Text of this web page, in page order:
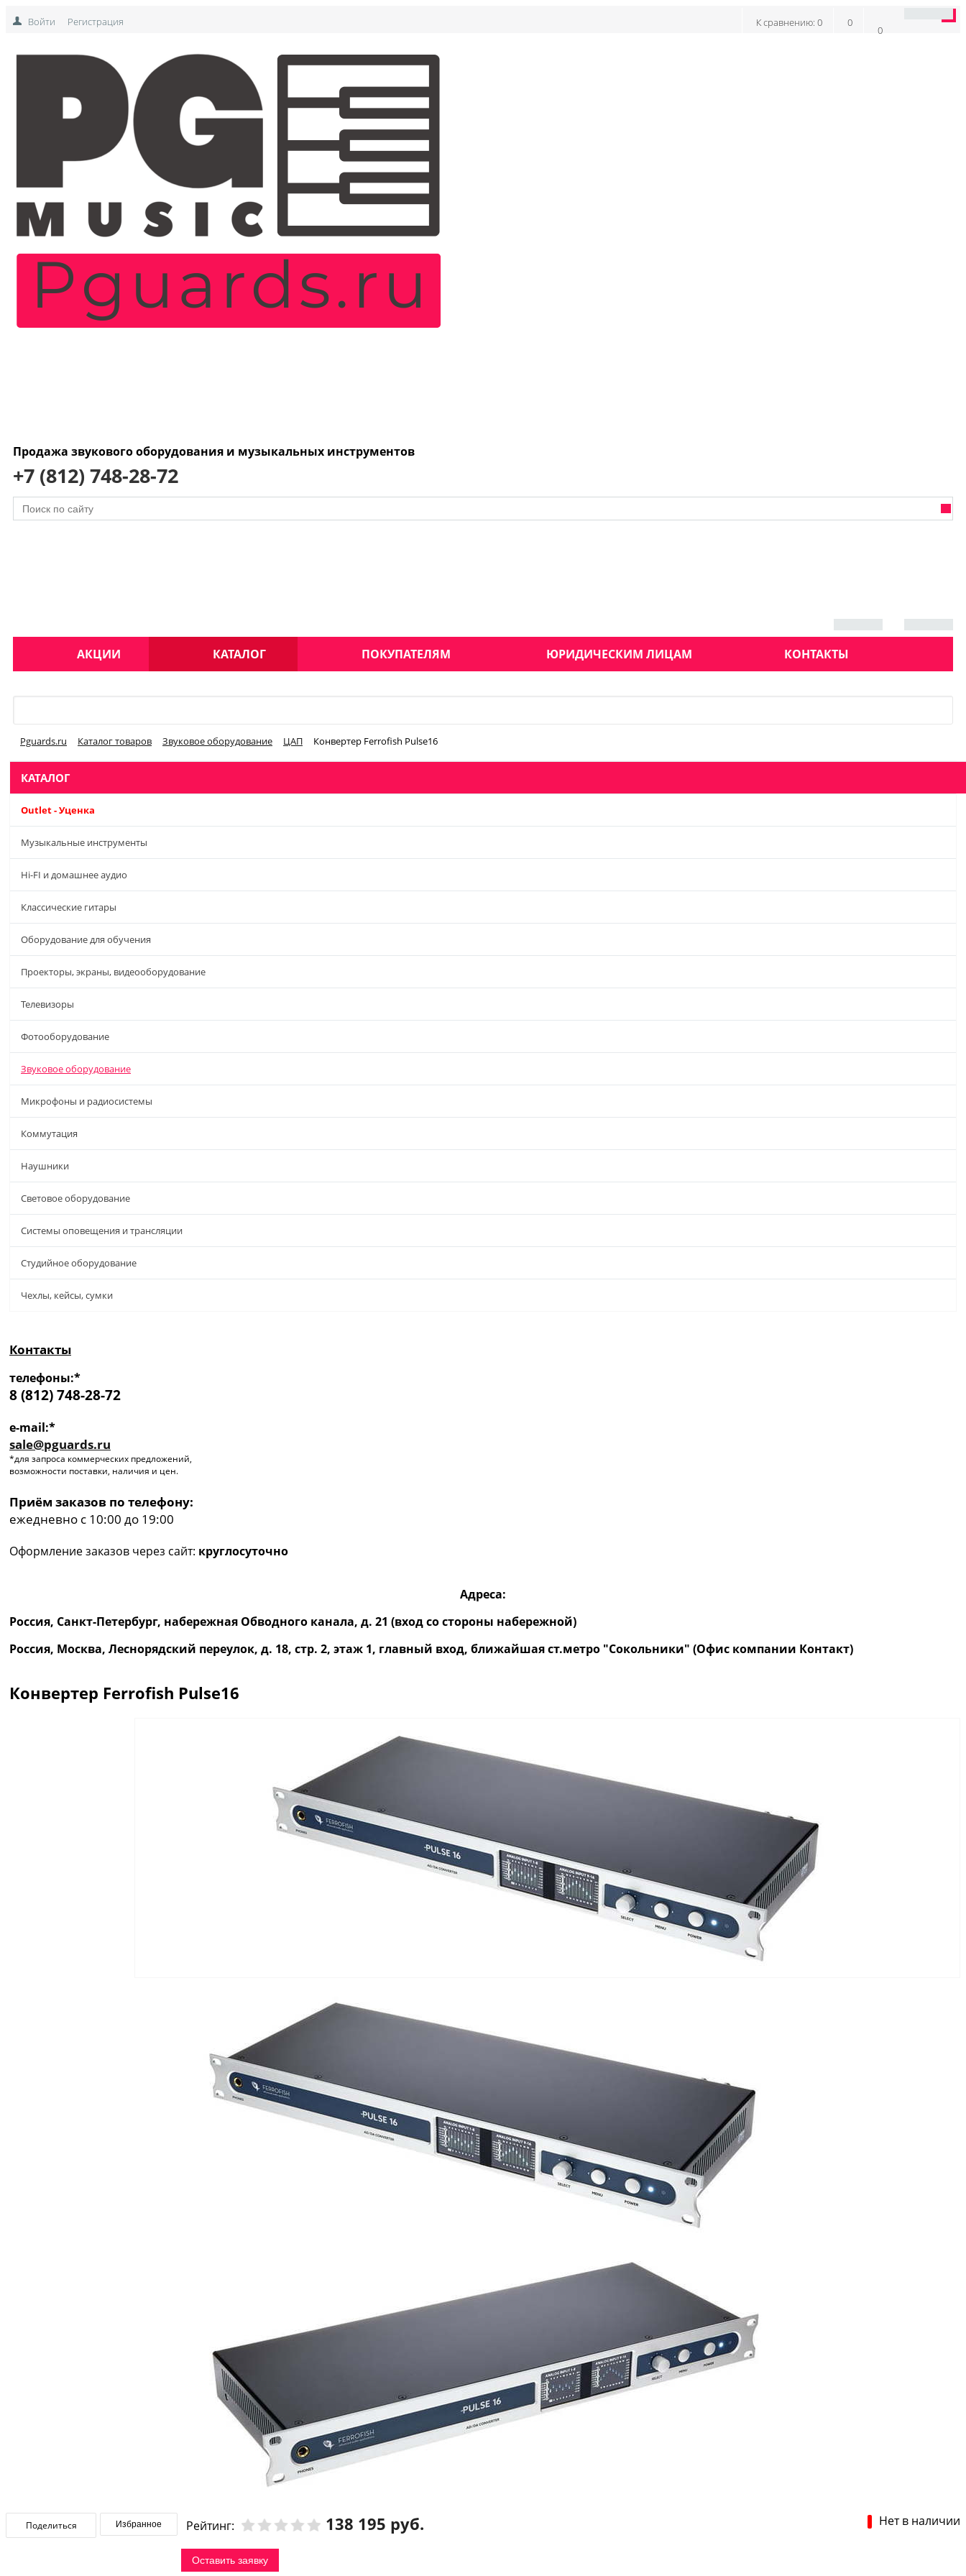
Войти Регистрация
0
0
К сравнению: 0
Продажа звукового оборудования и музыкальных инструментов
+7 (812) 748-28-72
АКЦИИ КАТАЛОГ ПОКУПАТЕЛЯМ ЮРИДИЧЕСКИМ ЛИЦАМ КОНТАКТЫ
Pguards.ru Каталог товаров Звуковое оборудование ЦАП Конвертер Ferrofish Pulse16
КАТАЛОГ
Outlet - Уценка
Музыкальные инструменты
Hi-FI и домашнее аудио
Классические гитары
Оборудование для обучения
Проекторы, экраны, видеооборудование
Телевизоры
Фотооборудование
Звуковое оборудование
Микрофоны и радиосистемы
Коммутация
Наушники
Световое оборудование
Системы оповещения и трансляции
Студийное оборудование
Чехлы, кейсы, сумки
Контакты
телефоны:*
8 (812) 748-28-72
e-mail:*
sale@pguards.ru
*для запроса коммерческих предложений,
возможности поставки, наличия и цен.
Приём заказов по телефону:
ежедневно с 10:00 до 19:00
Оформление заказов через сайт: круглосуточно
Адреса:
Россия, Санкт-Петербург, набережная Обводного канала, д. 21 (вход со стороны набережной)
Россия, Москва, Леснорядский переулок, д. 18, стр. 2, этаж 1, главный вход, ближайшая ст.метро "Сокольники" (Офис компании Контакт)
Конвертер Ferrofish Pulse16
Поделиться Избранное Рейтинг: Нет в наличии
138 195 руб.
Оставить заявку